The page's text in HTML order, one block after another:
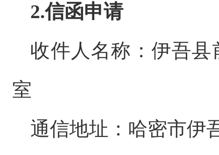
2.信函申请
收件人名称：伊吾县
室
通信地址：哈密市伊